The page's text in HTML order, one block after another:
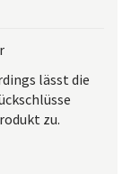
lässt die
zu.